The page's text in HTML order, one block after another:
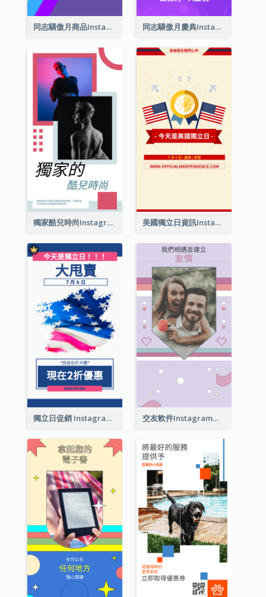
同志驕傲月商品Instagram限時動態 同志驕傲月慶典Instagram限時動態
獨家酷兒時尚Instagram限時動態 美國獨立日資訊Instagram限時動態
獨立日促銷 Instagram限時動態 交友軟件Instagram限時動態